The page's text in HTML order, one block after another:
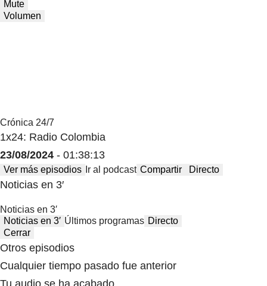
Estas escuchando
Mute
Crónica 24/7
1x24: Radio Colombia
23/08/2024- 01:38:13
Ver más episodios
Noticias en 3′
Noticias en 3′
Cerrar
Otros episodios
Cualquier tiempo pasado fue anterior